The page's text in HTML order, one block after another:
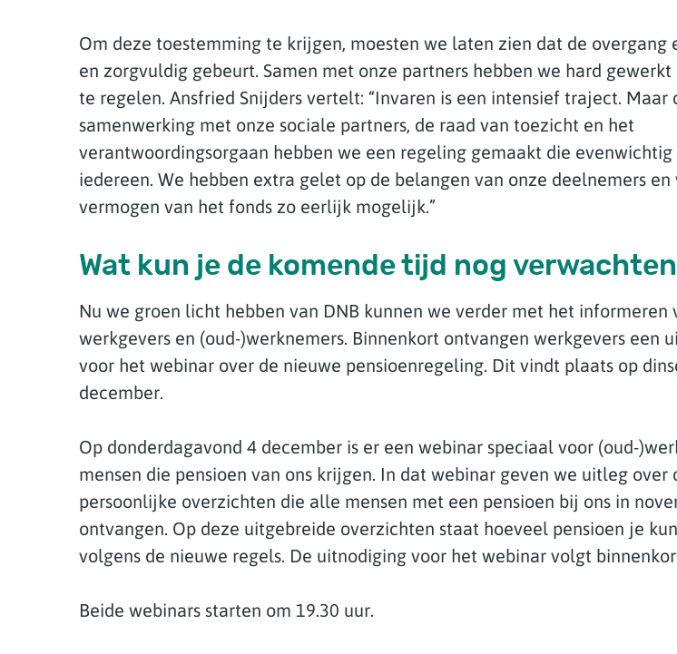
Om deze toestemming te krijgen, moesten we laten zien dat de overgang
en zorgvuldig gebeurt. Samen met onze partners hebben we hard
te regelen. Ansfried Snijders vertelt: “Invaren is een intensief traject. Maar
samenwerking met onze sociale partners, de raad van toezicht en het
verantwoordingsorgaan hebben we een regeling gemaakt die evenwichtig
iedereen. We hebben extra gelet op de belangen van onze deelnemers
vermogen van het fonds zo eerlijk mogelijk.”
Wat kun je de komende tijd nog
Nu we groen licht hebben van DNB kunnen we verder met het informeren
werkgevers en (oud-)werknemers. Binnenkort ontvangen werkgevers een
voor het webinar over de nieuwe pensioenregeling. Dit vindt plaats op
december.
Op donderdagavond 4 december is er een webinar speciaal voor (oud-
mensen die pensioen van ons krijgen. In dat webinar geven we uitleg over
persoonlijke overzichten die alle mensen met een pensioen bij ons in
ontvangen. Op deze uitgebreide overzichten staat hoeveel pensioen je
volgens de nieuwe regels. De uitnodiging voor het webinar volgt
Beide webinars starten om 19.30 uur.